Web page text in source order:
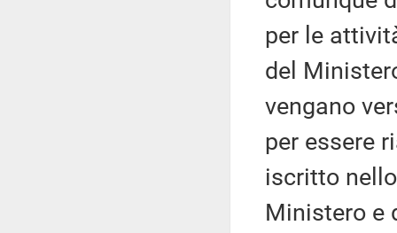
per le
del
vengano
per essere
iscritto
Ministero e